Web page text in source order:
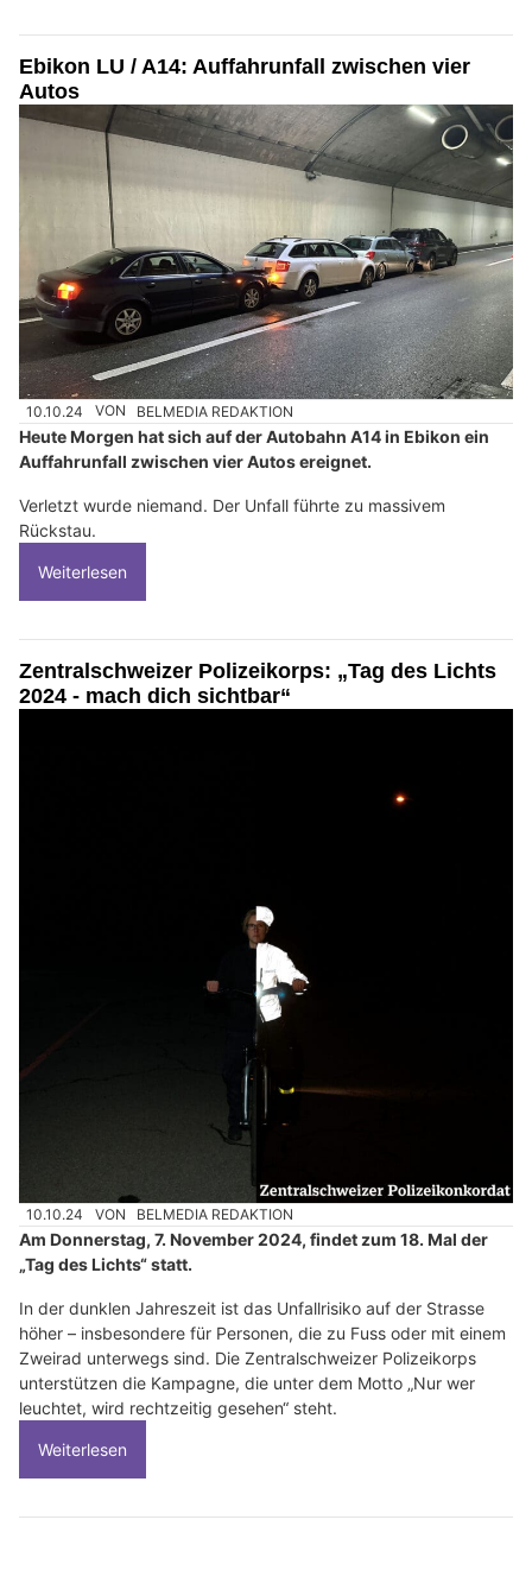
Ebikon LU / A14: Auffahrunfall zwischen vier
Autos
10.10.24 VON BELMEDIA REDAKTION
Heute Morgen hat sich auf der Autobahn A14 in Ebikon ein
Auffahrunfall zwischen vier Autos ereignet.
Verletzt wurde niemand. Der Unfall führte zu massivem
Rückstau.
Weiterlesen
Zentralschweizer Polizeikorps: „Tag des Lichts
2024 - mach dich sichtbar“
10.10.24 VON BELMEDIA REDAKTION
Am Donnerstag, 7. November 2024, findet zum 18. Mal der
„Tag des Lichts“ statt.
In der dunklen Jahreszeit ist das Unfallrisiko auf der Strasse
höher – insbesondere für Personen, die zu Fuss oder mit einem
Zweirad unterwegs sind. Die Zentralschweizer Polizeikorps
unterstützen die Kampagne, die unter dem Motto „Nur wer
leuchtet, wird rechtzeitig gesehen“ steht.
Weiterlesen